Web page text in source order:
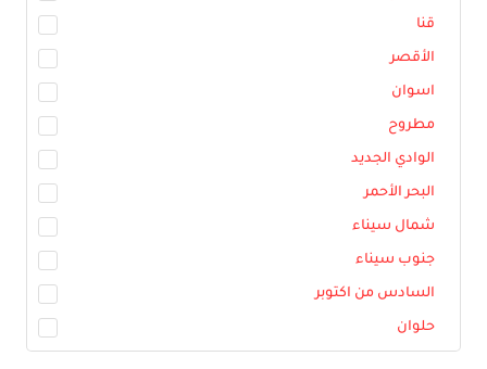
قنا
الأقصر
اسوان
مطروح
الوادي الجديد
البحر الأحمر
شمال سيناء
جنوب سيناء
السادس من اكتوبر
حلوان